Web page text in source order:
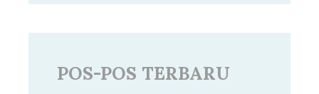
POS-POS TERBARU